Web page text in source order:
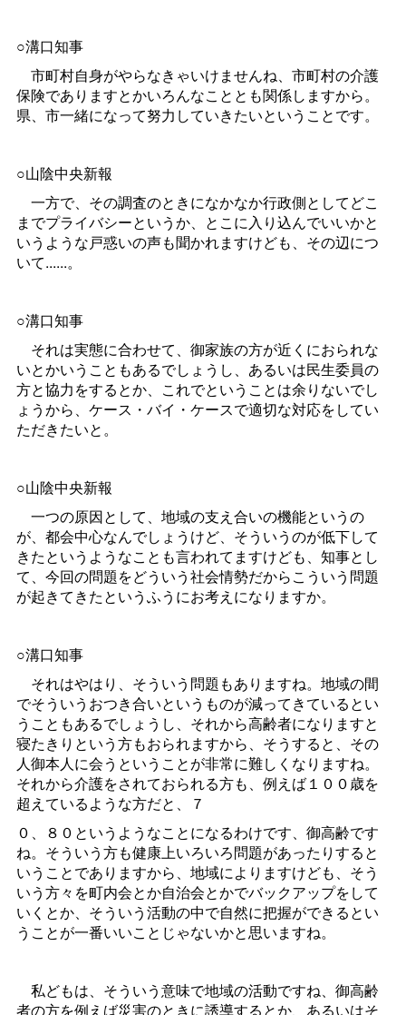
○溝口知事
市町村自身がやらなきゃいけませんね、市町村の介護
保険でありますとかいろんなこととも関係しますから。
県、市一緒になって努力していきたいということです。
○山陰中央新報
一方で、その調査のときになかなか行政側としてどこ
までプライバシーというか、とこに入り込んでいいかと
いうような戸惑いの声も聞かれますけども、その辺につ
いて......。
○溝口知事
それは実態に合わせて、御家族の方が近くにおられな
いとかいうこともあるでしょうし、あるいは民生委員の
方と協力をするとか、これでということは余りないでし
ょうから、ケース・バイ・ケースで適切な対応をしてい
ただきたいと。
○山陰中央新報
一つの原因として、地域の支え合いの機能というの
が、都会中心なんでしょうけど、そういうのが低下して
きたというようなことも言われてますけども、知事とし
て、今回の問題をどういう社会情勢だからこういう問題
が起きてきたというふうにお考えになりますか。
○溝口知事
それはやはり、そういう問題もありますね。地域の間
でそういうおつき合いというものが減ってきているとい
うこともあるでしょうし、それから高齢者になりますと
寝たきりという方もおられますから、そうすると、その
人御本人に会うということが非常に難しくなりますね。
それから介護をされておられる方も、例えば１００歳を
超えているような方だと、７
０、８０というようなことになるわけです、御高齢です
ね。そういう方も健康上いろいろ問題があったりすると
いうことでありますから、地域によりますけども、そう
いう方々を町内会とか自治会とかでバックアップをして
いくとか、そういう活動の中で自然に把握ができるとい
うことが一番いいことじゃないかと思いますね。
私どもは、そういう意味で地域の活動ですね、御高齢
者の方を例えば災害のときに誘導するとか、あるいはそ